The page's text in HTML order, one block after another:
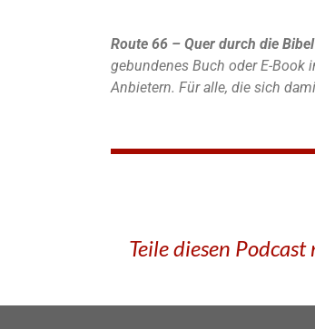
Route 66 – Quer durch die Bibel
gebundenes Buch oder E-Book
Anbietern. Für alle, die sich
Teile diesen